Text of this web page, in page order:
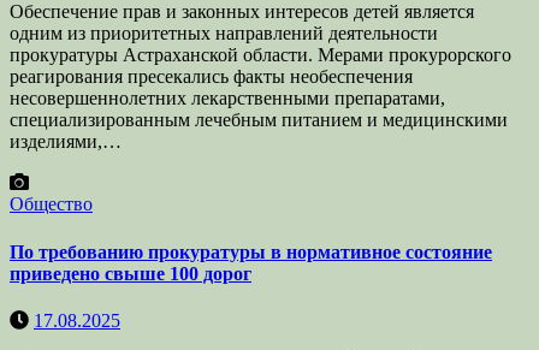
Обеспечение прав и законных интересов детей является
одним из приоритетных направлений деятельности
прокуратуры Астраханской области. Мерами прокурорского
реагирования пресекались факты необеспечения
несовершеннолетних лекарственными препаратами,
специализированным лечебным питанием и медицинскими
изделиями,…
Общество
По требованию прокуратуры в нормативное состояние
приведено свыше 100 дорог
17.08.2025